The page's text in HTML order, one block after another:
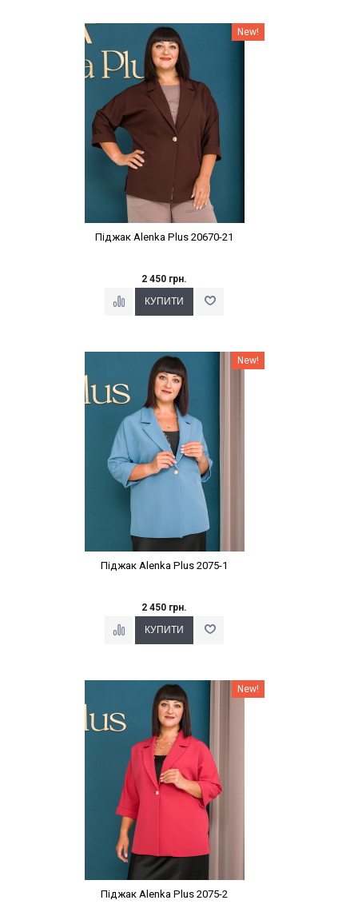
Наклейки Варіант з % New!
Піджак Alenka Plus 20670-21
2 450 грн.
Наклейки Варіант з % New!
Піджак Alenka Plus 2075-1
2 450 грн.
Наклейки Варіант з % New!
Піджак Alenka Plus 2075-2